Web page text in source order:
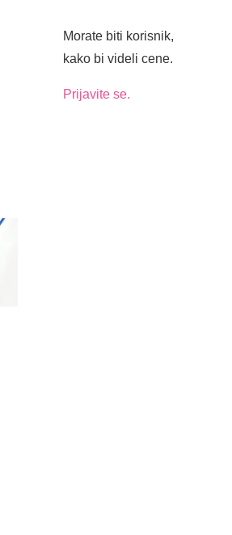
Morate biti korisnik,
kako bi videli cene.
Prijavite se.